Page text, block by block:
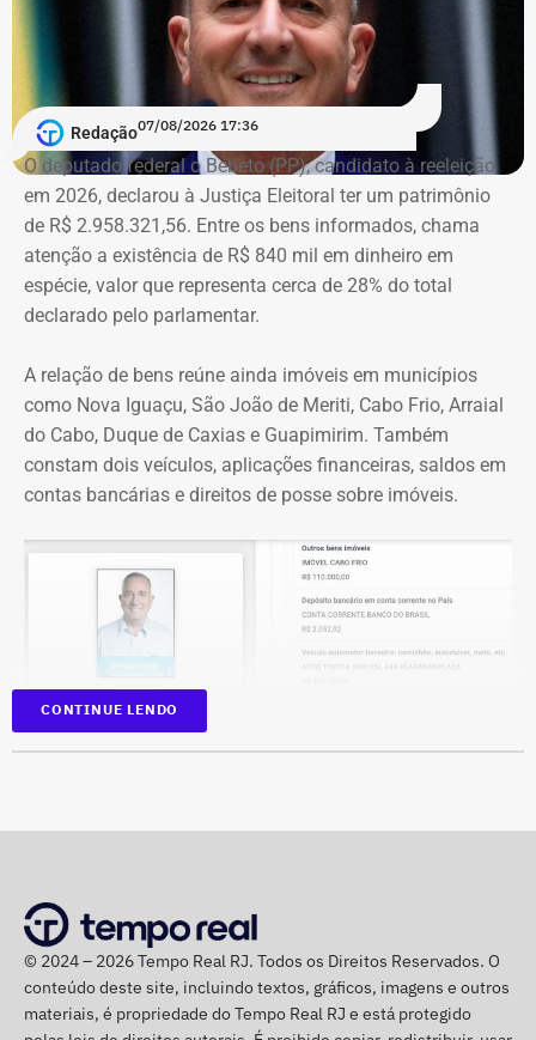
do poder público e promoviam pessoalmente o então
prefeito e integrantes do governo.
A acusação afirma que esses canais passaram a
apresentar Crivella como responsável direto por obras,
serviços e programas públicos. Um exemplo disso,
segundo a Ação Popular, foram as publicações em que
Crivella aparece anunciando entregas de obras e
reformas de praças, além de mensagens em primeira
pessoa, como: “Estamos aqui recuperando os aparelhos
da praça”.
*Com informações do g1
Redação07/08/2026 17:36
O deputado federal o Bebeto (PP), candidato à reeleição
em 2026, declarou à Justiça Eleitoral ter um patrimônio
de R$ 2.958.321,56. Entre os bens informados, chama
atenção a existência de R$ 840 mil em dinheiro em
espécie, valor que representa cerca de 28% do total
declarado pelo parlamentar.
A relação de bens reúne ainda imóveis em municípios
como Nova Iguaçu, São João de Meriti, Cabo Frio, Arraial
do Cabo, Duque de Caxias e Guapimirim. Também
constam dois veículos, aplicações financeiras, saldos em
contas bancárias e direitos de posse sobre imóveis.
Deputados, o parlamentar havia informado R$
1.065.439,98 em bens. Na época, mantinha R$ 50 mil em
dinheiro vivo.
CONTINUE LENDO
© 2024 – 2026 Tempo Real RJ. Todos os Direitos Reservados. O
conteúdo deste site, incluindo textos, gráficos, imagens e outros
materiais, é propriedade do Tempo Real RJ e está protegido